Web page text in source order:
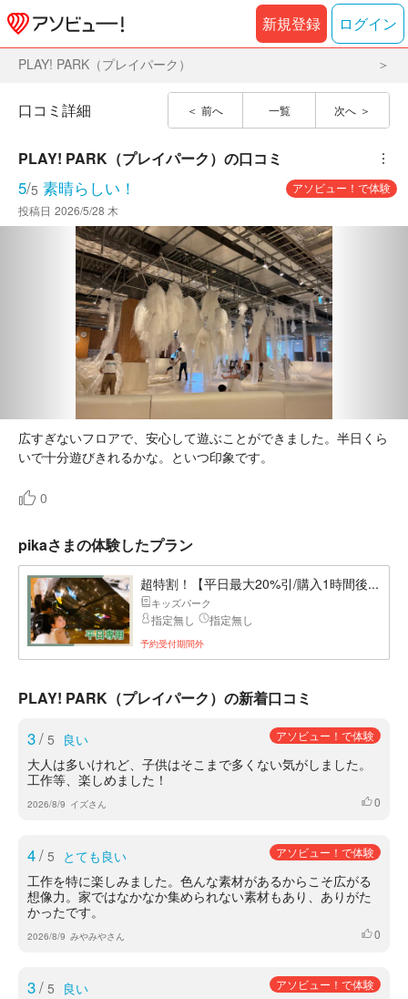
新規登録 ログイン
PLAY! PARK（プレイパーク）
前へ 一覧 次へ
口コミ詳細
PLAY! PARK（プレイパーク） の口コミ ︙
5/5 素晴らしい！
アソビュー！で体験
投稿日 2026/5/28 木
広すぎないフロアで、安心して遊ぶことができました。半日くら
いで十分遊びきれるかな。といつ印象です。
0
pikaさまの体験したプラン
超特割！【平日最大20%引/購入1時間後...
キッズパーク
指定無し 指定無し
予約受付期間外
PLAY! PARK（プレイパーク）の新着口コミ
3/ 5 良い アソビュー！で体験
大人は多いけれど、子供はそこまで多くない気がしました。
工作等、楽しめました！
2026/8/9 イズさん いいね
0
4/ 5 とても良い アソビュー！で体験
工作を特に楽しみました。色んな素材があるからこそ広がる
想像力。家ではなかなか集められない素材もあり、ありがた
かったです。
2026/8/9 みやみやさん いいね
0
3/ 5 良い アソビュー！で体験